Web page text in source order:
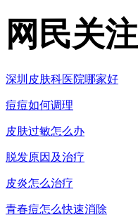
网民关注
深圳皮肤科医院哪家好
痘痘如何调理
皮肤过敏怎么办
脱发原因及治疗
皮炎怎么治疗
青春痘怎么快速消除